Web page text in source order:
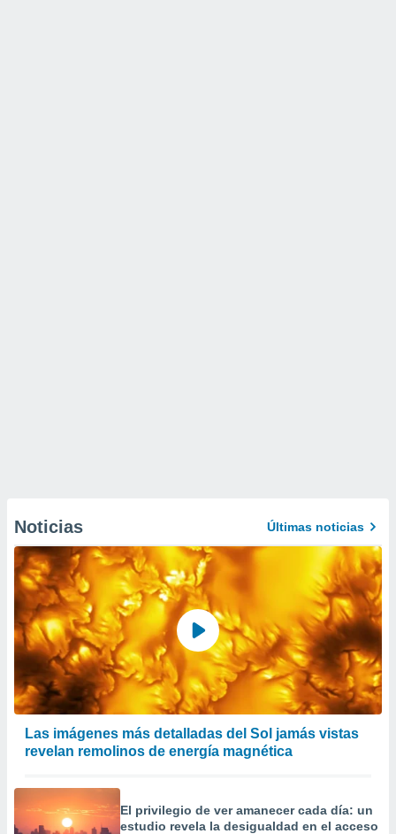
Noticias Últimas noticias
Las imágenes más detalladas del Sol jamás vistas
revelan remolinos de energía magnética
El privilegio de ver amanecer cada día: un
estudio revela la desigualdad en el acceso